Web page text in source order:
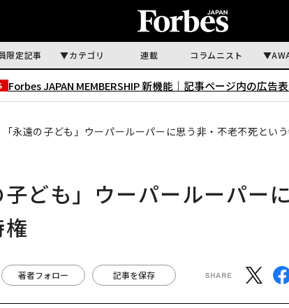
限定記事 カテゴリ 連載 コラムニスト
Forbes JAPAN MEMBERSHIP 新機能｜ 記事ページ内の広告
永遠の子ども」ウーパールーパーに思う非・不老不死とい
ども」ウーパールーパー
著者フォロー 記事を保存